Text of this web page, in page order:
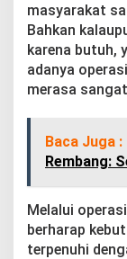
masyarakat
Bahkan
karena butuh,
adanya
merasa
Baca Juga :
Rembang:
Melalui
berharap
terpenuhi